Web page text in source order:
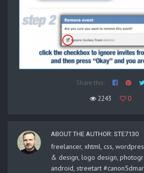
Share this:
2243
0
ABOUT THE AUTHOR: STE7130
freelancer, xhtml, css,
& design, logo design,
android, streetart